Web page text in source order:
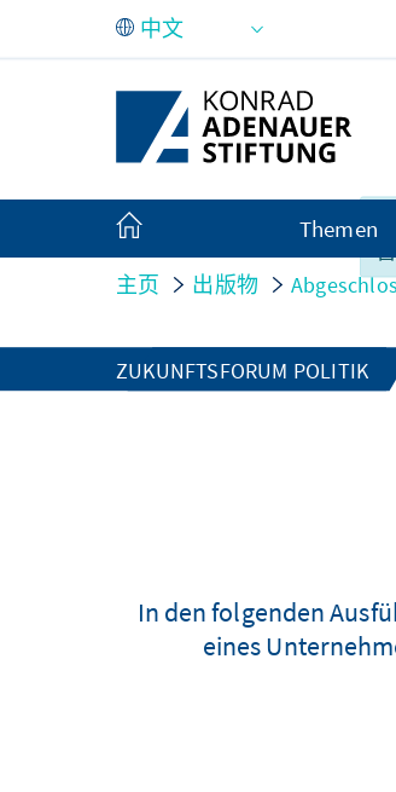
跳转到主内容
Themen
主页 出版物
ZUKUNFTSFORUM POLITIK
In den folgenden
eines